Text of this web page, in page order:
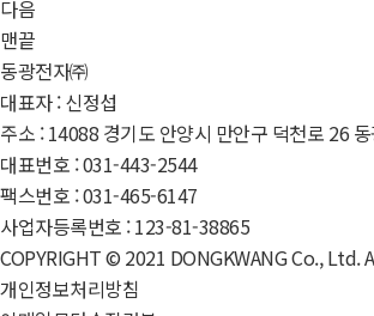
다음
맨끝
동광전자㈜
대표자 : 신정섭
주소 : 14088 경기도 안양시 만안구 덕천로 26
대표번호 : 031-443-2544
팩스번호 : 031-465-6147
사업자등록번호 : 123-81-38865
COPYRIGHT © 2021 DONGKWANG Co., Ltd.
개인정보처리방침